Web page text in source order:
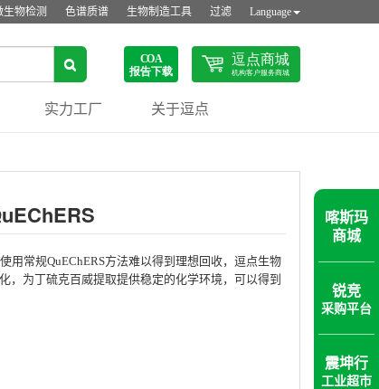
生物检测 色谱质谱 生物制造工具 过滤 Language
实力工厂 关于逗点
用常规QuEChERS方法难以得到理想回收，逗点生物
，为丁硫克百威提取提供稳定的化学环境，可以得到
喀斯玛
商城
锐竞
采购平台
震坤行
工业超市